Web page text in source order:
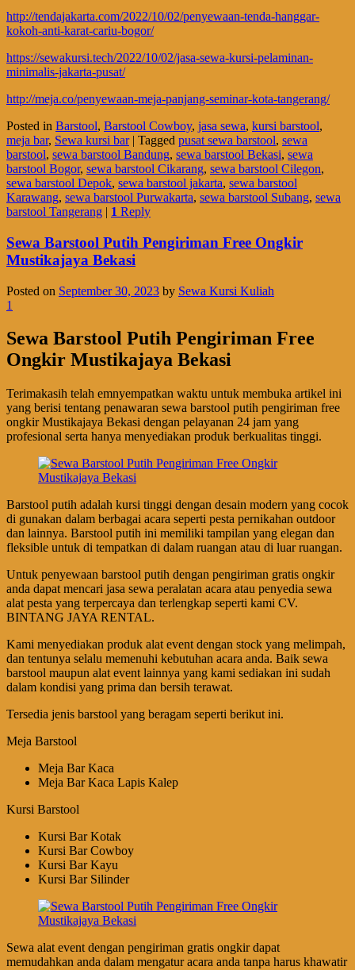
http://tendajakarta.com/2022/10/02/penyewaan-tenda-hanggar-
kokoh-anti-karat-cariu-bogor/
https://sewakursi.tech/2022/10/02/jasa-sewa-kursi-pelaminan-
minimalis-jakarta-pusat/
http://meja.co/penyewaan-meja-panjang-seminar-kota-tangerang/
Posted in Barstool, Barstool Cowboy, jasa sewa, kursi barstool,
meja bar, Sewa kursi bar | Tagged pusat sewa barstool, sewa
barstool, sewa barstool Bandung, sewa barstool Bekasi, sewa
barstool Bogor, sewa barstool Cikarang, sewa barstool Cilegon,
sewa barstool Depok, sewa barstool jakarta, sewa barstool
Karawang, sewa barstool Purwakarta, sewa barstool Subang, sewa
barstool Tangerang | 1 Reply
Sewa Barstool Putih Pengiriman Free Ongkir
Mustikajaya Bekasi
Posted on September 30, 2023 by Sewa Kursi Kuliah
1
Sewa Barstool Putih Pengiriman Free
Ongkir Mustikajaya Bekasi
Terimakasih telah emnyempatkan waktu untuk membuka artikel ini
yang berisi tentang penawaran sewa barstool putih pengiriman free
ongkir Mustikajaya Bekasi dengan pelayanan 24 jam yang
profesional serta hanya menyediakan produk berkualitas tinggi.
Barstool putih adalah kursi tinggi dengan desain modern yang cocok
di gunakan dalam berbagai acara seperti pesta pernikahan outdoor
dan lainnya. Barstool putih ini memiliki tampilan yang elegan dan
fleksible untuk di tempatkan di dalam ruangan atau di luar ruangan.
Untuk penyewaan barstool putih dengan pengiriman gratis ongkir
anda dapat mencari jasa sewa peralatan acara atau penyedia sewa
alat pesta yang terpercaya dan terlengkap seperti kami CV.
BINTANG JAYA RENTAL.
Kami menyediakan produk alat event dengan stock yang melimpah,
dan tentunya selalu memenuhi kebutuhan acara anda. Baik sewa
barstool maupun alat event lainnya yang kami sediakan ini sudah
dalam kondisi yang prima dan bersih terawat.
Tersedia jenis barstool yang beragam seperti berikut ini.
Meja Barstool
Meja Bar Kaca
Meja Bar Kaca Lapis Kalep
Kursi Barstool
Kursi Bar Kotak
Kursi Bar Cowboy
Kursi Bar Kayu
Kursi Bar Silinder
Sewa alat event dengan pengiriman gratis ongkir dapat
memudahkan anda dalam mengatur acara anda tanpa harus khawatir